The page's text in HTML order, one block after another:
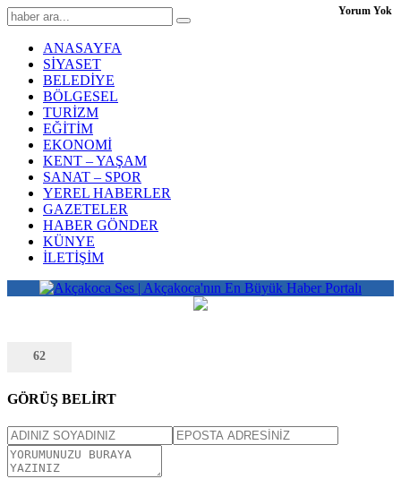
ANASAYFA
SİYASET
BELEDİYE
BÖLGESEL
TURİZM
EĞİTİM
EKONOMİ
KENT – YAŞAM
SANAT – SPOR
YEREL HABERLER
GAZETELER
HABER GÖNDER
KÜNYE
İLETİŞİM
62
GÖRÜŞ BELİRT
Yorum Yok